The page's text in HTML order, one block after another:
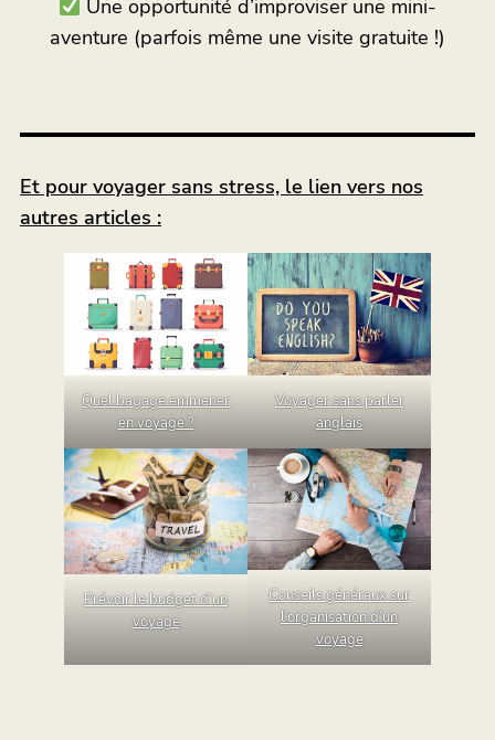
Une opportunité d’improviser une mini-
aventure (parfois même une visite gratuite !)
Et pour voyager sans stress, le lien vers nos
autres articles :
Quel bagage emmener
en voyage ?
Voyager sans parler
anglais
Prévoir le budget d’un
voyage
Conseils généraux sur
l’organisation d’un
voyage